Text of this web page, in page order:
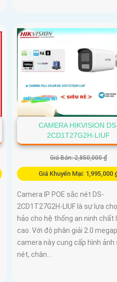
CAMERA HIKVISION
2CD1T27G2H-LIUF
Giá Bán: 2,850,000 ₫
Giá Khuyến Mại: 1,995,000
Camera IP POE sắc nét DS-
2CD1T27G2H-LIUF là sự lựa
hảo cho hệ thống an ninh chất
cao. Với độ phân giải 2.0
camera này cung cấp hình ảnh
nét, chân...